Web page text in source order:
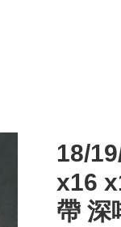
18/
x16
帶 深